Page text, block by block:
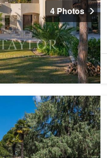
4 Photos